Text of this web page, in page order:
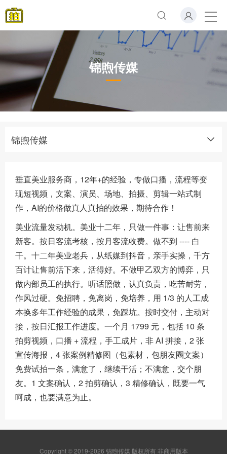
锦煦传媒
锦煦传媒
垂直美业服务商，12年+的经验，专做口播，流程等变
现短视频，文案、 演员、 场地、 拍摄、剪辑一站式制
作，AI的价格做真人真拍的效果，期待合作！
美业流量发动机。美业十二年，只做一件事：让售前来
新客。按日客流考核，按月客流收费。做不到 ---- 白
干。十二年美业老兵，从纸媒到抖音，亲手实操，千方
百计让售前活下来，活得好。不做甲乙双方的博弈，只
做内部员工的执行。听话照做，认真负责，吃苦耐劳，
作风过硬。免招聘，免离岗，免培养，用 1/3 的人工成
本换多年工作经验的成果，免踩坑。按时交付，主动对
接，按日汇报工作进度。一个月 1799 元，包括 10 条
拍剪视频，口播 + 流程，手工成片，非 AI 拼接，2 张
宣传海报，4 张案例精修图（包素材，包朋友圈文案）
免费试拍一条，满意了，继续干活；不满意，交个朋
友。1 文案确认，2 拍剪确认，3 精修确认，既要一气
呵成，也要满意为止。
Copyright © 2019-2026 锦煦传媒 版权所有 非商用版本